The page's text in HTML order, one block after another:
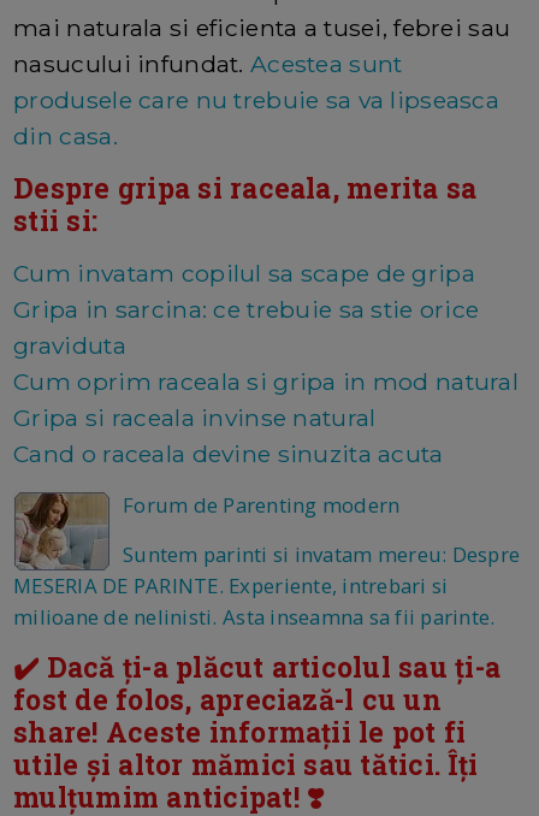
mai naturala si eficienta a tusei, febrei sau
nasucului infundat. Acestea sunt
produsele care nu trebuie sa va lipseasca
din casa.
Despre gripa si raceala, merita sa
stii si:
Cum invatam copilul sa scape de gripa
Gripa in sarcina: ce trebuie sa stie orice
graviduta
Cum oprim raceala si gripa in mod natural
Gripa si raceala invinse natural
Cand o raceala devine sinuzita acuta
Forum de Parenting modern
Suntem parinti si invatam mereu: Despre
MESERIA DE PARINTE. Experiente, intrebari si
milioane de nelinisti. Asta inseamna sa fii parinte.
✔️ Dacă ți-a plăcut articolul sau ți-a
fost de folos, apreciază-l cu un
share! Aceste informații le pot fi
utile și altor mămici sau tătici. Îți
mulțumim anticipat! ❣️